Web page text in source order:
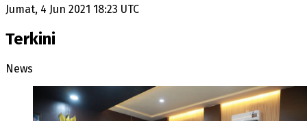
Jumat, 4 Jun 2021 18:23 UTC
Terkini
News